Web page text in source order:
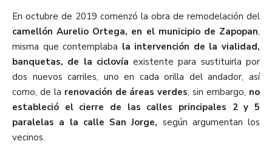
En octubre de 2019 comenzó la obra de remodelación del
camellón Aurelio Ortega, en el municipio de Zapopan,
misma que contemplaba la intervención de la vialidad,
banquetas, de la ciclovía existente para sustituirla por
dos nuevos carriles, uno en cada orilla del andador, así
como, de la renovación de áreas verdes; sin embargo, no
estableció el cierre de las calles principales 2 y 5
paralelas a la calle San Jorge, según argumentan los
vecinos.